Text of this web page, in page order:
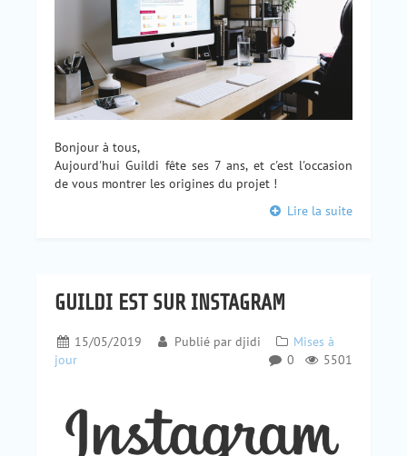
Bonjour à tous,
Aujourd'hui Guildi fête ses 7 ans, et c'est l'occasion
de vous montrer les origines du projet !
Lire la suite
GUILDI EST SUR INSTAGRAM
15/05/2019 Publié par djidi
Mises à
jour
5501
0